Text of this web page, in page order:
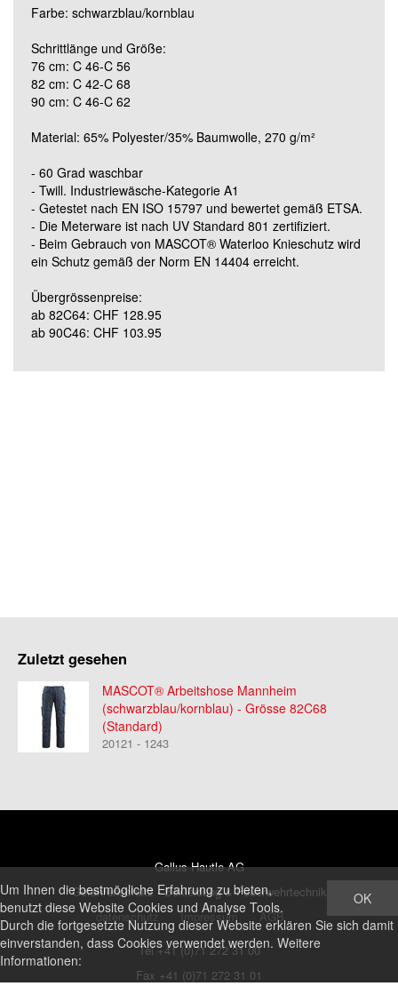
Grösse 90C54 (lang)
Grösse 90C56 (lang)
Grösse 90C58 (lang)
Grösse 90C60 (lang)
Grösse 90C62 (lang)
Farbe: schwarzblau/kornblau
Schrittlänge und Größe:
76 cm: C 46-C 56
82 cm: C 42-C 68
90 cm: C 46-C 62
Material: 65% Polyester/35% Baumwolle, 270 g/m²
- 60 Grad waschbar
- Twill. Industriewäsche-Kategorie A1
- Getestet nach EN ISO 15797 und bewertet gemäß ETSA.
- Die Meterware ist nach UV Standard 801 zertifiziert.
- Beim Gebrauch von MASCOT® Waterloo Knieschutz wird
ein Schutz gemäß der Norm EN 14404 erreicht.
Übergrössenpreise:
ab 82C64: CHF 128.95
ab 90C46: CHF 103.95
Zuletzt gesehen
MASCOT® Arbeitshose Mannheim
(schwarzblau/kornblau) - Grösse 82C68
(Standard)
20121 - 1243
Gallus Hautle AG
Gefahrenschutz - Bekleidung & Feuerwehrtechnik
datenschutz
Impressum
AGB
Tel +41 (0)71 272 31 00
Fax +41 (0)71 272 31 01
OK
Um Ihnen die bestmögliche Erfahrung zu bieten,
benutzt diese Website Cookies und Analyse Tools.
Durch die fortgesetzte Nutzung dieser Website erklären Sie sich damit
einverstanden, dass Cookies verwendet werden. Weitere
Informationen: